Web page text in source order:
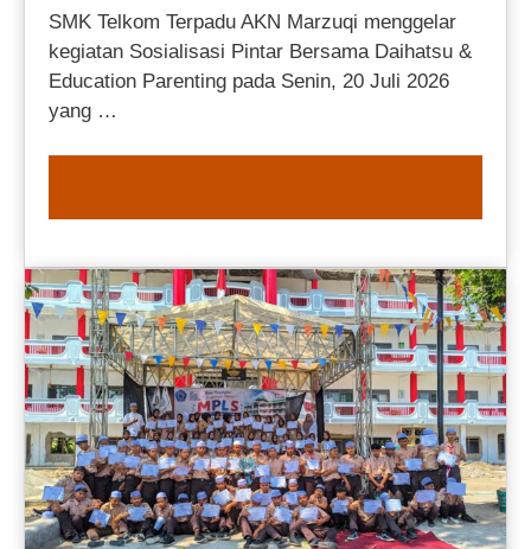
SMK Telkom Terpadu AKN Marzuqi menggelar
kegiatan Sosialisasi Pintar Bersama Daihatsu &
Education Parenting pada Senin, 20 Juli 2026
yang …